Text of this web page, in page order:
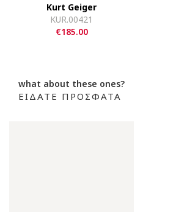
Kurt Geiger
KUR.00421
€185.00
what about these ones?
ΕΙΔΑΤΕ ΠΡΟΣΦΑΤΑ